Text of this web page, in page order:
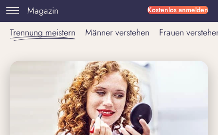
Kostenlos anmelden
Magazin
Trennung meistern
Männer verstehen Frauen